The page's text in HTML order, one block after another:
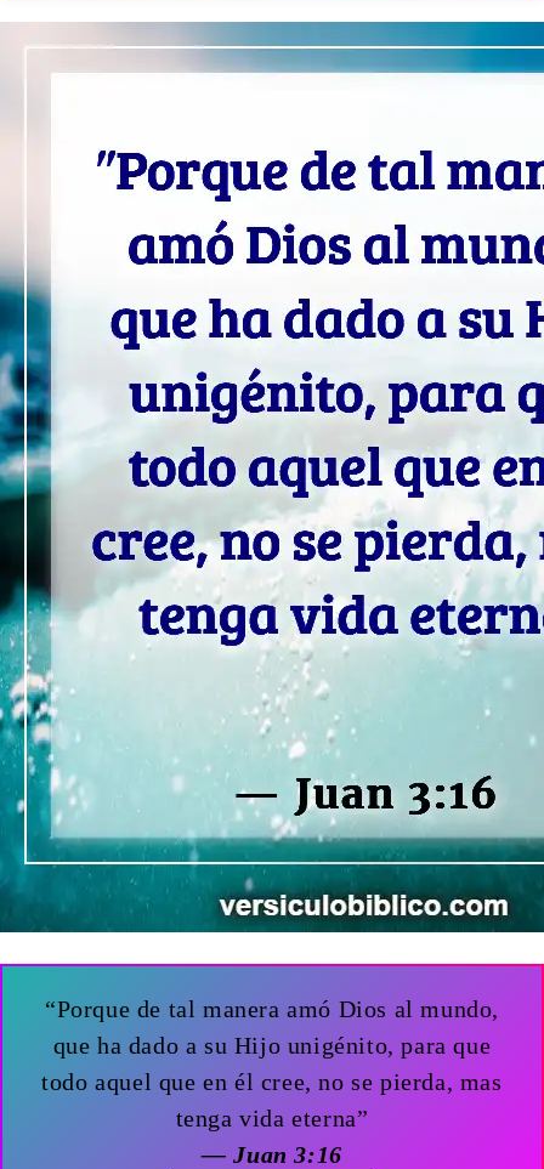
“Porque de tal manera amó Dios al mundo,
que ha dado a su Hijo unigénito, para que
todo aquel que en él cree, no se pierda, mas
tenga vida eterna”
— Juan 3:16